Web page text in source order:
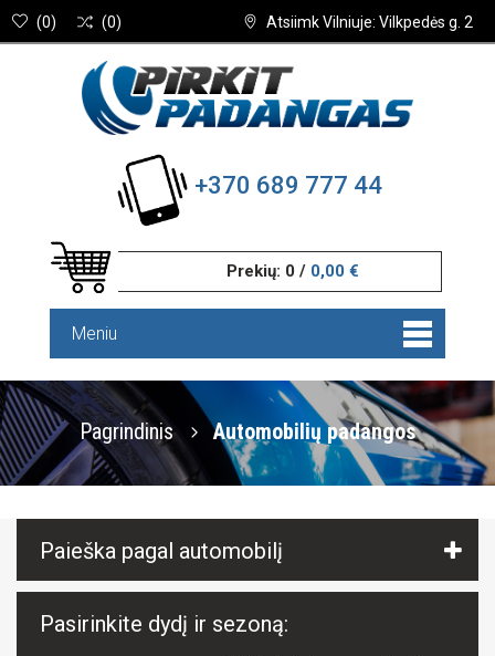
Atsiimk Vilniuje: Vilkpedės g. 2
(0) (0)
+370 689 777 44
Prekių: 0 / 0,00 €
Meniu
Pagrindinis Automobilių padangos
Paieška pagal automobilį
Pasirinkite dydį ir sezoną: